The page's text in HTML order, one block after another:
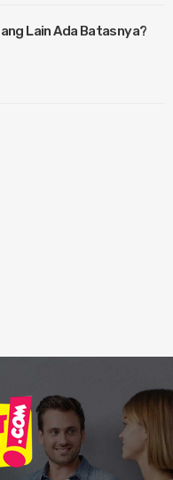
Lain Ada Batasnya?